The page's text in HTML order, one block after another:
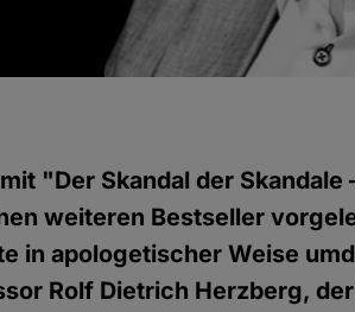
"Der Skandal der
weiteren Bestseller
in apologetischer Weise
Rolf Dietrich Herzberg,